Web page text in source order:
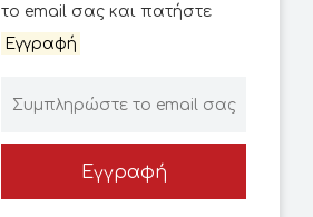
το email σας και πατήστε
Εγγραφή
Εγγραφή